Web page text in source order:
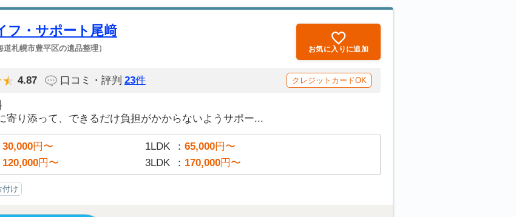
フ・サポート尾﨑
道札幌市豊平区の遺品整理） お気に入りに追加
4.87 口コミ・評判 23件 クレジットカードOK
寄り添って、できるだけ負担がかからないようサポー...
30,000円〜 1LDK 65,000円〜
120,000円〜 3LDK 170,000円〜
付け